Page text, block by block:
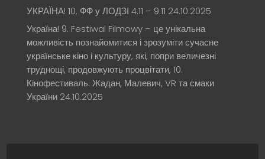
УКРАЇНА! 10. ФФ у ЛОДЗІ 4.11 – 9.11 24.10.2025
Україна! 9. Festiwal Filmowy – це унікальна
можливість познайомитися і зрозуміти сучасне
українське кіно і культуру, які, попри величезні
труднощі, продовжують процвітати, 10.
Кінофестиваль. Жадан, Малевич, VR та смаки
України 24.10.2025